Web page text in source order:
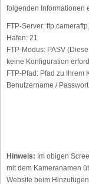
folgenden Informationen
FTP-Server:
Hafen: 21
FTP-Modus: PASV
keine Konfiguration
FTP-Pfad: Pfad zu Ihrem
Benutzername /
Hinweis: Im obigen
mit dem Kameranamen
Website beim